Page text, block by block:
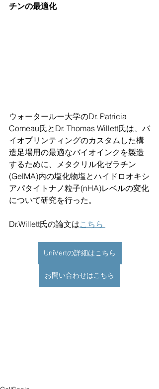
チンの最適化
ウォータールー大学のDr. Patricia
Comeau氏とDr. Thomas Willett氏は、バ
イオプリンティングのカスタムした構
造足場用の最適なバイオインクを製造
するために、メタクリル化ゼラチン
(GelMA)内の塩化物塩とハイドロオキシ
アパタイトナノ粒子(nHA)レベルの変化
について研究を行った。
Dr.Willett氏の論文はこちら
UniVertの詳細はこちら
お問い合わせはこちら